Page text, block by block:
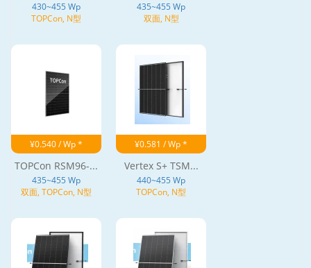
430~455 Wp
TOPCon, N型
435~455 Wp
双面, N型
¥0.540 / Wp *
TOPCon RSM96-...
435~455 Wp
双面, TOPCon, N型
¥0.581 / Wp *
Vertex S+ TSM...
440~455 Wp
TOPCon, N型